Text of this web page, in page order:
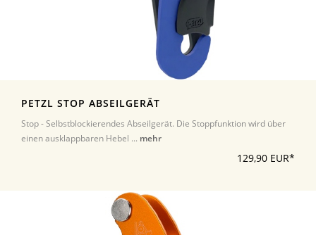
PETZL STOP ABSEILGERÄT
Stop - Selbstblockierendes Abseilgerät. Die Stoppfunktion wird über
einen ausklappbaren Hebel ... mehr
129,90 EUR*